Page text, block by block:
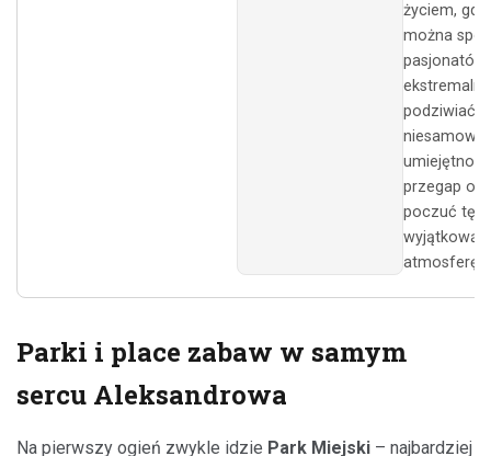
życiem,
można
podziwiać
przegap
poczuć tę
wyjątkową
atmosferę!
Parki i place zabaw w samym
sercu Aleksandrowa
Na pierwszy ogień zwykle idzie Park Miejski – najbardziej